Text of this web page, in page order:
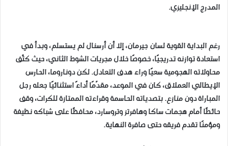
المدرج الإنجليزي.
رغم البداية القوية لسان جيرمان، إلا أن أرسنال لم يستسلم، وبدأ في
استعادة توازنه تدريجيًا، خصوصًا خلال مجريات الشوط الثاني، حيث كثّف
محاولاته الهجومية سعيًا وراء هدف التعادل. لكن دوناروما، الحارس
الإيطالي العملاق، كان في الموعد، مقدّمًا أداءً استثنائيًا جعله رجل
المباراة دون منازع. بتصدياته الحاسمة وقراءته الممتازة للكرات، وقف
حائطًا أمام هجمات ساكا وهافرتز وتروسارد، محافظًا على شباكه نظيفة
ومؤمنًا تقدم فريقه حتى صافرة النهاية.